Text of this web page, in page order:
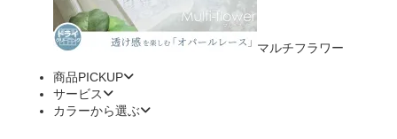
マルチフラワー
商品PICKUP
サービス
カラーから選ぶ